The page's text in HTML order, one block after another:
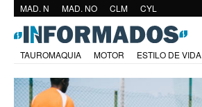
MAD. N MAD. NO CLM CYL
TAUROMAQUIA MOTOR ESTILO DE VIDA